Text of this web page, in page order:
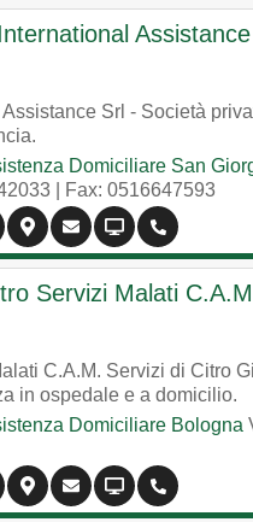
Assistance
Srl - Società
Domiciliare San
| Fax: 0516647593
Servizi Malati
C.A.M. Servizi di Citro
in ospedale e a domicilio.
Domiciliare Bologna